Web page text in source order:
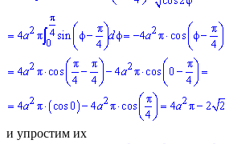
и упростим их